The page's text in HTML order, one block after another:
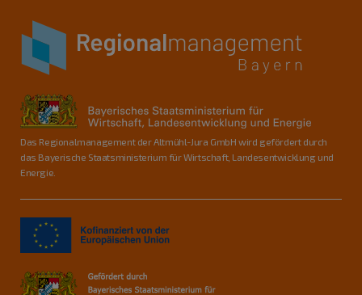
Das Regionalmanagement der Altmühl-Jura GmbH wird gefördert durch
das Bayerische Staatsministerium für Wirtschaft, Landesentwicklung und
Energie.